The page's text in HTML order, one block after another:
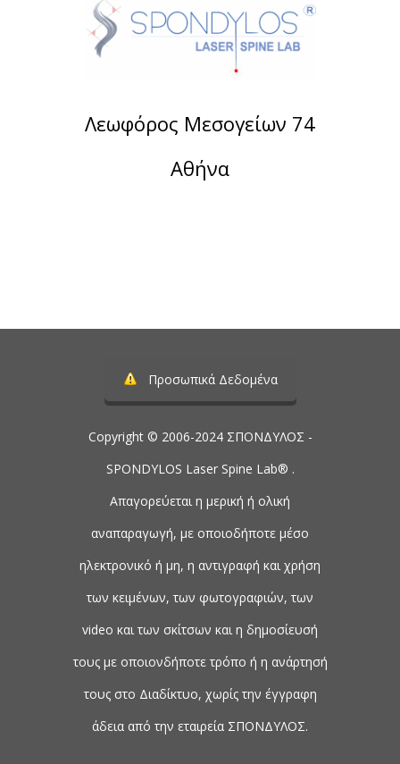
Λεωφόρος Μεσογείων 74
Αθήνα
Προσωπικά Δεδομένα
Copyright © 2006-2024 ΣΠΟΝΔΥΛΟΣ -
SPONDYLOS Laser Spine Lab® .
Απαγορεύεται η μερική ή ολική
αναπαραγωγή, με οποιοδήποτε μέσο
ηλεκτρονικό ή μη, η αντιγραφή και χρήση
των κειμένων, των φωτογραφιών, των
video και των σκίτσων και η δημοσίευσή
τους με οποιονδήποτε τρόπο ή η ανάρτησή
τους στο Διαδίκτυο, χωρίς την έγγραφη
άδεια από την εταιρεία ΣΠΟΝΔΥΛΟΣ.